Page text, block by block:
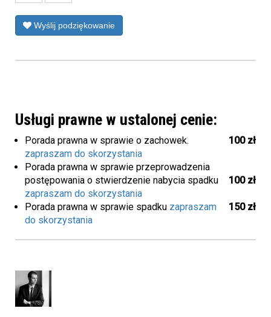
Wyślij podziękowanie
Usługi prawne w ustalonej cenie:
Porada prawna w sprawie o zachowek.
100 zł
zapraszam do skorzystania
Porada prawna w sprawie przeprowadzenia
postępowania o stwierdzenie nabycia spadku
100 zł
zapraszam do skorzystania
Porada prawna w sprawie spadku
150 zł
zapraszam
do skorzystania